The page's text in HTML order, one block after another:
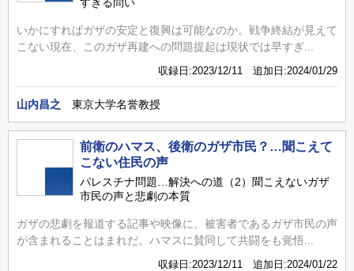
いかにすればガザの安定と復興は可能なのか。戦争終結が見えて
こない現在、このガザ再建への問題提起は現状では早すぎ...
収録日:2023/12/11 追加日:2024/01/29
山内昌之 東京大学名誉教授
前衛のハマス、後衛のガザ市民？…聞こえて
こない住民の声
パレスチナ問題…解決への道（2）聞こえないガザ
市民の声と悲劇の本質
ガザの悲劇を報道する記事や映像に、被害者であるガザ市民の声
が含まれることはまれだ。ハマスに賛同して共闘をも覚悟...
収録日:2023/12/11 追加日:2024/01/22